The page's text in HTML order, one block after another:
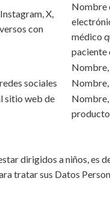
X,
con
Nombre
médico
paciente
Nombre,
sociales
sitio web de
dirigidos a niños, es
tratar sus Datos